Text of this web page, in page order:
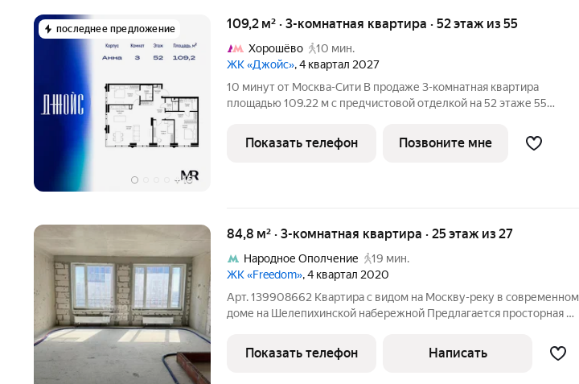
последнее предложение
+16
109,2 м² · 3-комнатная квартира · 52 этаж из 55
Хорошёво
10 мин.
ЖК «Джойс», 4 квартал 2027
10 минут от Москва-Сити В продаже 3-комнатная квартира
площадью 109.22 м с предчистовой отделкой на 52 этаже 55
премиальный жилой комплекс от девелопера MR в районе
Хорошёво-Мнёвники. Он
Показать телефон Позвоните мне
84,8 м² · 3-комнатная квартира · 25 этаж из 27
Народное Ополчение
19 мин.
ЖК «Freedom», 4 квартал 2020
Арт. 139908662 Квартира с видом на Москву-реку в современном
доме на Шелепихинской набережной Предлагается просторная 3-
25 этаже с впечатляющими видами на Москву-реку. Это вариант
для тех,
Показать телефон Написать